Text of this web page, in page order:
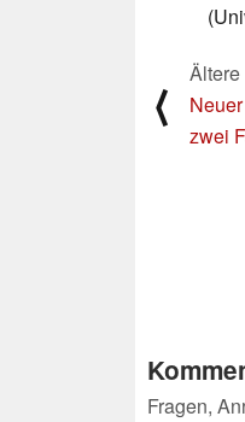
⟨
zwei
Fragen,